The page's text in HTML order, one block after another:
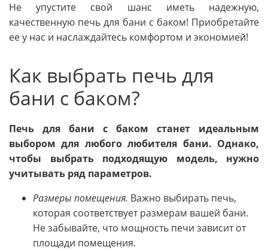
Не упустите свой шанс иметь надежную,
качественную печь для бани с баком! Приобретайте
ее у нас и наслаждайтесь комфортом и экономией!
Как выбрать печь для
бани с баком?
Печь для бани с баком станет идеальным
выбором для любого любителя бани. Однако,
чтобы выбрать подходящую модель, нужно
учитывать ряд параметров.
Размеры помещения. Важно выбирать печь,
которая соответствует размерам вашей бани.
Не забывайте, что мощность печи зависит от
площади помещения.